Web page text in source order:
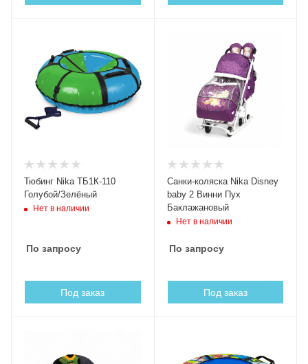
Тюбинг Nika ТБ1К-110
Голубой/Зелёный
Нет в наличии
По запросу
Под заказ
Санки-коляска Nika Disney
baby 2 Винни Пух
Баклажановый
Нет в наличии
По запросу
Под заказ